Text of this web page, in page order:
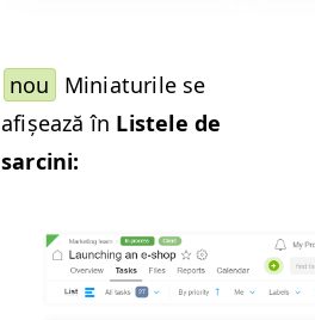
nou
Minia­turile se
afișează în Lis­tele de
sarcini: